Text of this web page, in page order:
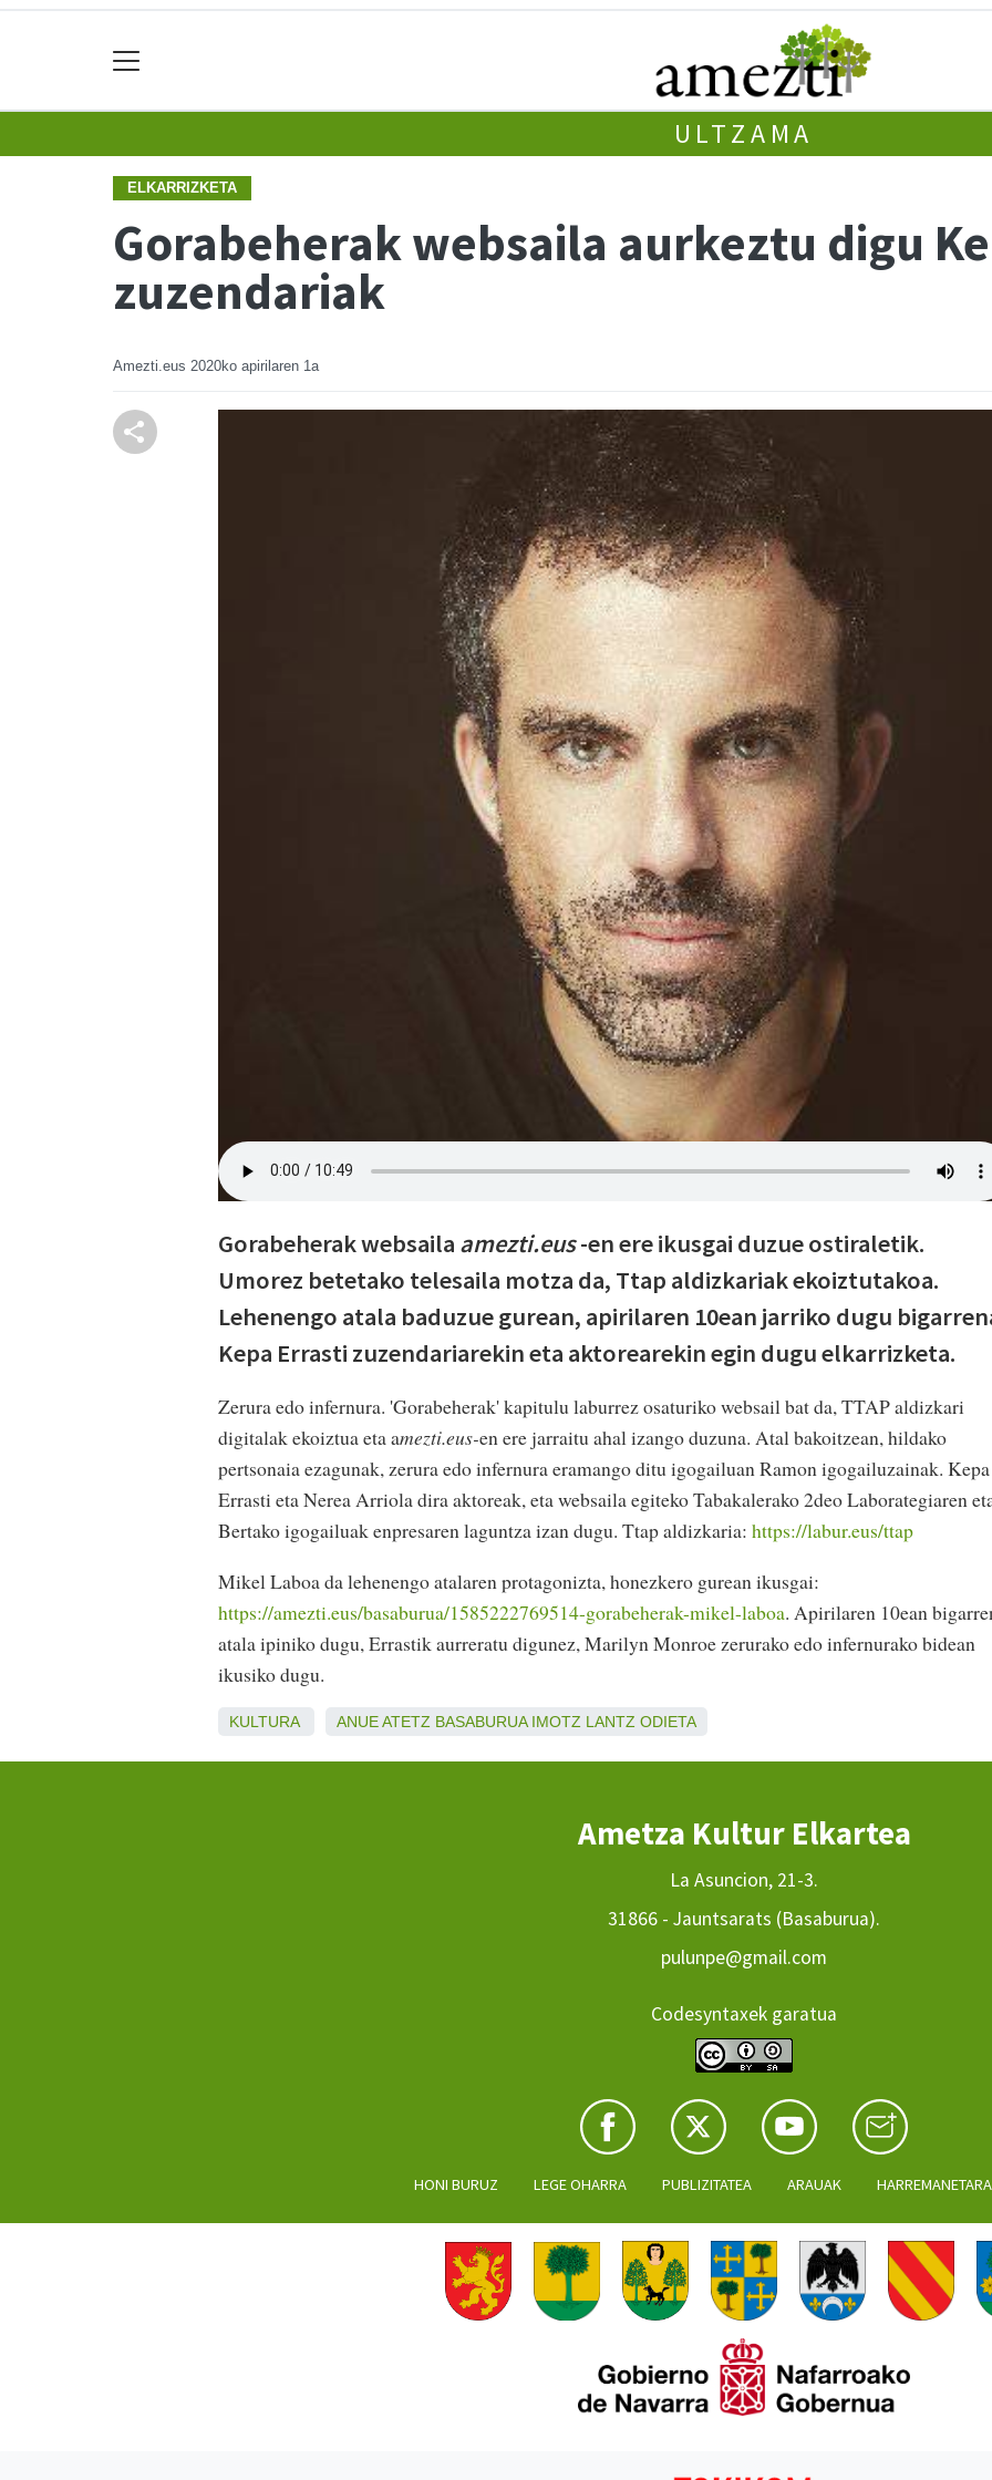
ULTZAMA
ELKARRIZKETA
Gorabeherak websaila aurkeztu digu
zuzendariak
Amezti.eus 2020ko apirilaren 1a
Gorabeherak websaila amezti.eus-en ere ikusgai duzue ostiraletik.
Umorez betetako telesaila motza da, Ttap aldizkariak ekoiztutakoa.
Lehenengo atala baduzue gurean, apirilaren 10ean jarriko dugu
Kepa Errasti zuzendariarekin eta aktorearekin egin dugu elkarrizketa.
Zerura edo infernura. 'Gorabeherak' kapitulu laburrez osaturiko websail bat da, TTAP aldizkari
digitalak ekoiztua eta amezti.eus-en ere jarraitu ahal izango duzuna. Atal bakoitzean, hildako
pertsonaia ezagunak, zerura edo infernura eramango ditu igogailuan Ramon igogailuzainak. Kepa
Errasti eta Nerea Arriola dira aktoreak, eta websaila egiteko Tabakalerako 2deo Laborategiaren
Bertako igogailuak enpresaren laguntza izan dugu. Ttap aldizkaria: https://labur.eus/ttap
Mikel Laboa da lehenengo atalaren protagonizta, honezkero gurean ikusgai:
https://amezti.eus/basaburua/1585222769514-gorabeherak-mikel-laboa. Apirilaren 10ean
atala ipiniko dugu, Errastik aurreratu digunez, Marilyn Monroe zerurako edo infernurako bidean
ikusiko dugu.
KULTURA ANUEATETZ BASABURUA IMOTZ LANTZ ODIETA
Ametza Kultur Elkartea
La Asuncion, 21-3.
31866 - Jauntsarats (Basaburua).
pulunpe@gmail.com
Codesyntaxek garatua
HONI BURUZ LEGE OHARRA PUBLIZITATEA ARAUAK